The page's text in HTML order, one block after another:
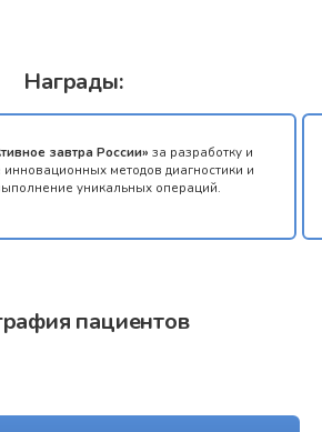
Награды:
завтра России» за разработку и
методов диагностики и
уникальных операций.
пациентов